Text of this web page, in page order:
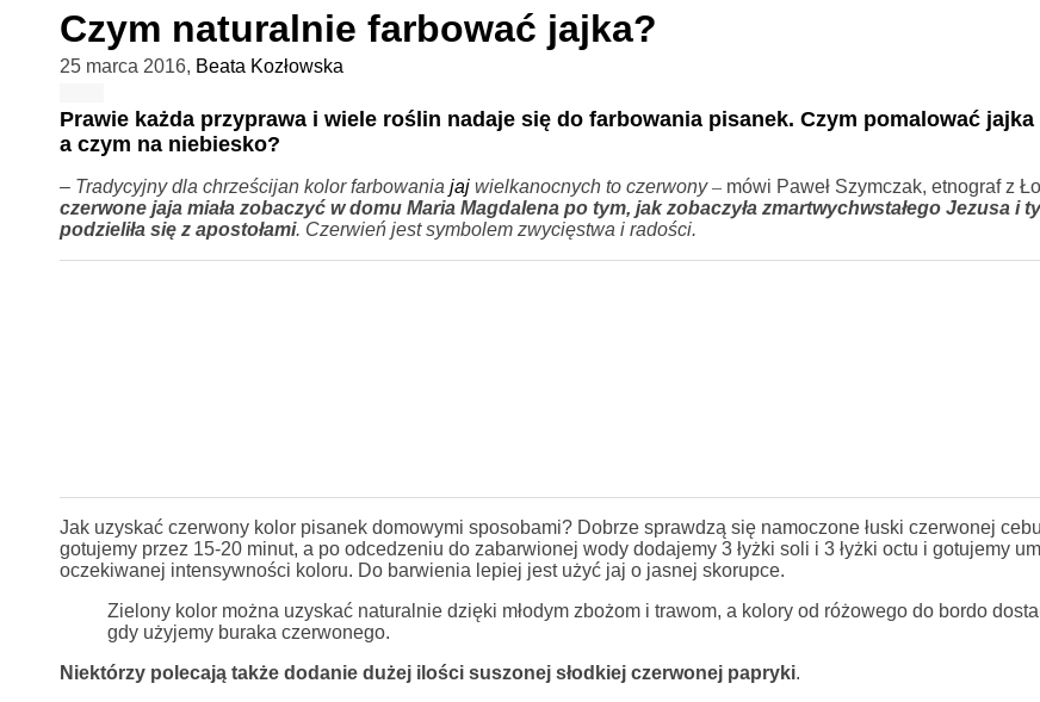
Czym naturalnie farbować jajka?
25 marca 2016, Beata Kozłowska
Prawie każda przyprawa i wiele roślin nadaje się do farbowania pisanek. Czym pomalować jajka
a czym na niebiesko?
– Tradycyjny dla chrześcijan kolor farbowania jajwielkanocnych to czerwony –mówi Paweł Szymczak, etnograf z
czerwone jaja miała zobaczyć w domu Maria Magdalena po tym, jak zobaczyła zmartwychwstałego Jezusa i
podzieliła się z apostołami. Czerwień jest symbolem zwycięstwa i radości.
Jak uzyskać czerwony kolor pisanek domowymi sposobami? Dobrze sprawdzą się namoczone łuski czerwonej
gotujemy przez 15-20 minut, a po odcedzeniu do zabarwionej wody dodajemy 3 łyżki soli i 3 łyżki octu i gotujemy
oczekiwanej intensywności koloru. Do barwienia lepiej jest użyć jaj o jasnej skorupce.
Zielony kolor można uzyskać naturalnie dzięki młodym zbożom i trawom, a kolory od różowego do bordo
gdy użyjemy buraka czerwonego.
Niektórzy polecają także dodanie dużej ilości suszonej słodkiej czerwonej papryki.